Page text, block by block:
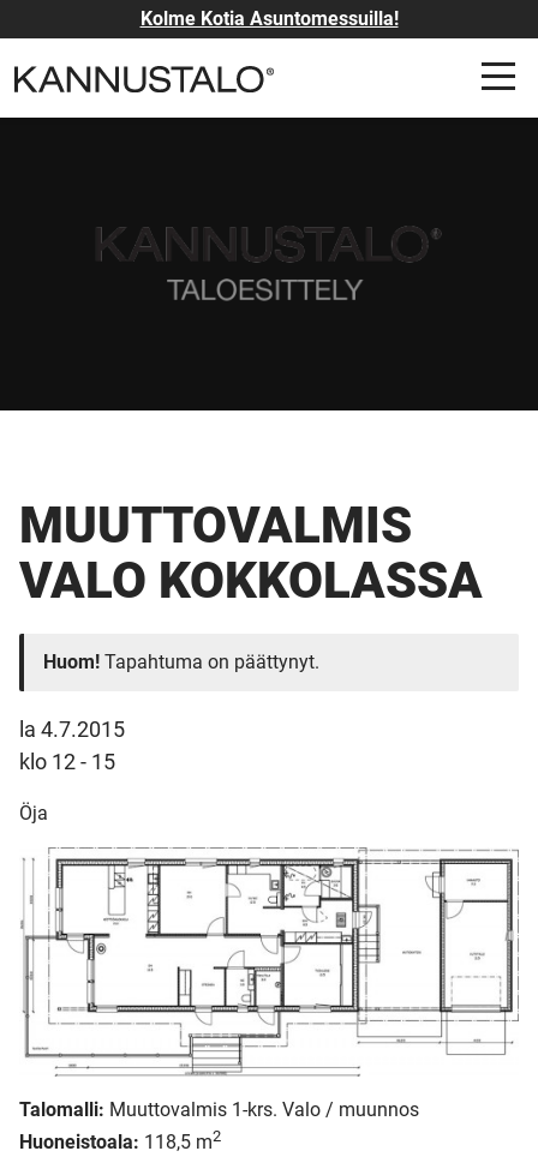
Kolme Kotia Asuntomessuilla!
MUUTTOVALMIS
VALO KOKKOLASSA
Huom! Tapahtuma on päättynyt.
la 4.7.2015
klo 12 - 15
Öja
Talomalli: Muuttovalmis 1-krs. Valo / muunnos
Huoneistoala: 118,5 m2